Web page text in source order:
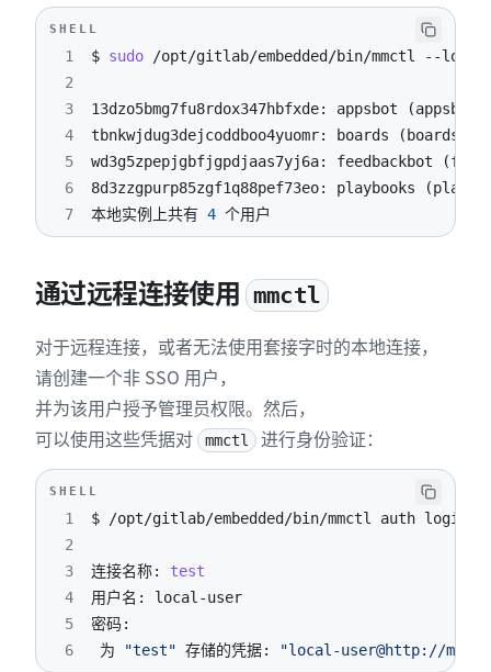
SHELL
1 $ sudo /opt/gitlab/embedded/bin/mmctl
--local
2
3
13dzo5bmg7fu8rdox347hbfxde: appsbot (
4
tbnkwjdug3dejcoddboo4yuomr: boards (
5
wd3g5zpepjgbfjgpdjaas7yj6a: feedbackbot (
6
8d3zzgpurp85zgf1q88pef73eo: playbooks (
7
本地实例上共有 4 个用户
通过远程连接使用 mmctl
对于远程连接，或者无法使用套接字时的本地连接，
请创建一个非 SSO 用户，
并为该用户授予管理员权限。然后，
可以使用这些凭据对
mmctl 进行身份验证：
SHELL
1
2
3
连接名称: test
4
5
6
为 "test" 存储的凭据: "local-user@http://